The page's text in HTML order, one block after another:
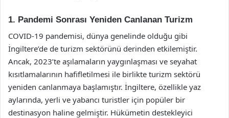
1. Pandemi Sonrası Yeniden Canlanan Turizm
COVID-19 pandemisi, dünya genelinde olduğu gibi
İngiltere’de de turizm sektörünü derinden etkilemiştir.
Ancak, 2023’te aşılamaların yaygınlaşması ve seyahat
kısıtlamalarının hafifletilmesi ile birlikte turizm sektörü
yeniden canlanmaya başlamıştır. İngiltere, özellikle yaz
aylarında, yerli ve yabancı turistler için popüler bir
destinasyon haline gelmiştir. Hükümetin destekleyici